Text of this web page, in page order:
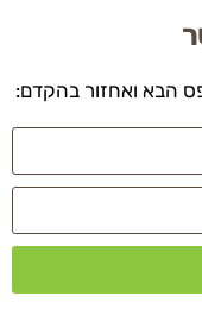
הבא ואחזור בהקדם: